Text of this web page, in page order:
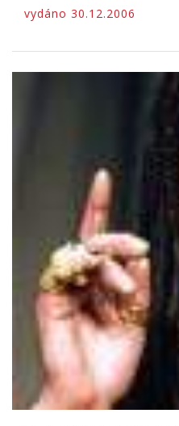
vydáno 30.12.2006